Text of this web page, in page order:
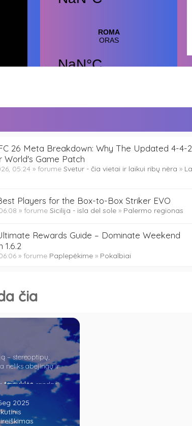
26 Meta Breakdown: Why The Updated 4-4-
World's Game Patch
05:24 » forume Svetur - čia vietai ir laikui ribų nėra »
Players for the Box-to-Box Striker EVO
» forume Sicilija - isla del sole » Palermo regionas
Rewards Guide – Dominate Weekend
1.6.2
» forume Paplepėkime » Pokalbiai
čia
– stereoptipų,
neliks abejingų ir
taisyklės randasi
2025